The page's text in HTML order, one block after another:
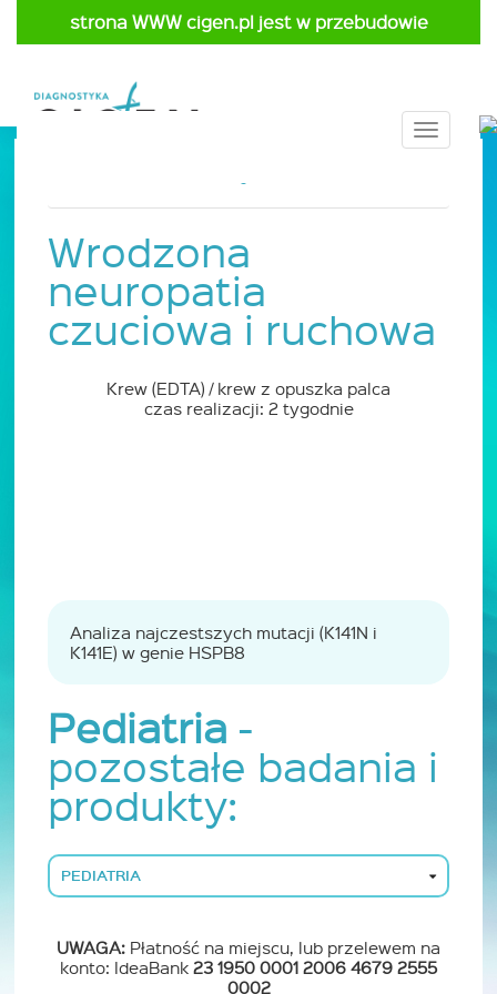
strona WWW cigen.pl jest w przebudowie
Toggle
Wrodzona
neuropatia
czuciowa i ruchowa
Krew (EDTA) / krew z opuszka palca
czas realizacji: 2 tygodnie
Analiza najczestszych mutacji (K141N i
K141E) w genie HSPB8
Pediatria -
pozostałe badania i
produkty:
PEDIATRIA
UWAGA: Płatność na miejscu, lub przelewem na
konto: IdeaBank 23 1950 0001 2006 4679 2555
0002